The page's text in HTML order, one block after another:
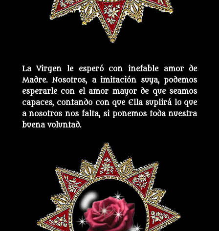
La Virgen le esperó con inefable amor de
Madre. Nosotros, a imitación suya, podemos
esperarle con el amor mayor de que seamos
capaces, contando con que Ella suplirá lo que
a nosotros nos falta, si ponemos toda nuestra
buena voluntad.